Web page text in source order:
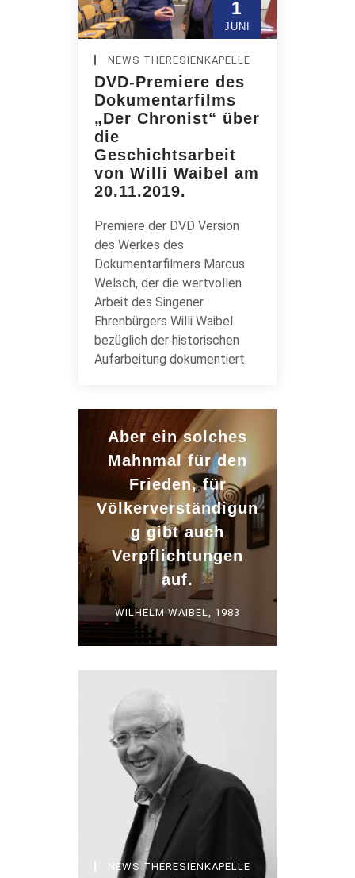
1
JUNI
NEWS THERESIENKAPELLE
DVD-Premiere des
Dokumentarfilms
„Der Chronist“ über
die
Geschichtsarbeit
von Willi Waibel am
20.11.2019.
Premiere der DVD Version
des Werkes des
Dokumentarfilmers Marcus
Welsch, der die wertvollen
Arbeit des Singener
Ehrenbürgers Willi Waibel
bezüglich der historischen
Aufarbeitung dokumentiert.
Aber ein solches
Mahnmal für den
Frieden, für
Völkerverständigun
g gibt auch
Verpflichtungen
auf.
WILHELM WAIBEL, 1983
NEWS THERESIENKAPELLE